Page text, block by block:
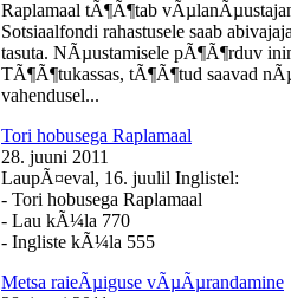
Raplamaal tÃ¶Ã¶tab
Sotsiaalfondi rahastusele saab
tasuta. NÃµustamisele pÃ¶Ã¶rduv
TÃ¶Ã¶tukassas, tÃ¶Ã¶tud saavad
vahendusel...
Tori hobusega Raplamaal
28. juuni 2011
LaupÃ¤eval, 16. juulil Inglistel:
- Tori hobusega Raplamaal
- Lau kÃ¼la 770
- Ingliste kÃ¼la 555
Metsa raieÃµiguse vÃµÃµrandamine